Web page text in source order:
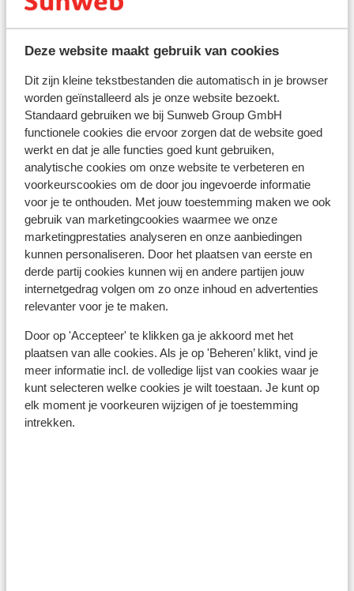
Deze website maakt gebruik van cookies
Dit zijn kleine tekstbestanden die automatisch in je browser
worden geïnstalleerd als je onze website bezoekt.
Standaard gebruiken we bij Sunweb Group GmbH
functionele cookies die ervoor zorgen dat de website goed
werkt en dat je alle functies goed kunt gebruiken,
analytische cookies om onze website te verbeteren en
voorkeurscookies om de door jou ingevoerde informatie
voor je te onthouden. Met jouw toestemming maken we ook
gebruik van marketingcookies waarmee we onze
marketingprestaties analyseren en onze aanbiedingen
kunnen personaliseren. Door het plaatsen van eerste en
derde partij cookies kunnen wij en andere partijen jouw
internetgedrag volgen om zo onze inhoud en advertenties
relevanter voor je te maken.
Door op 'Accepteer' te klikken ga je akkoord met het
plaatsen van alle cookies. Als je op 'Beheren’ klikt, vind je
meer informatie incl. de volledige lijst van cookies waar je
kunt selecteren welke cookies je wilt toestaan. Je kunt op
elk moment je voorkeuren wijzigen of je toestemming
intrekken.
het binnenland van Turkije speelt de Islam een
belangrijke rol in het dagelijkse leven van de Turken en
wordt de Koran strikt nageleefd. In de toeristische
gebieden zijn de Turken meer Westers ingesteld.
Valuta:
In Turkije betaal je met de Turkse Lira. Naast de Turkse
Lira kun je in de badplaatsen ook gewoon met euro's
betalen. Je kunt geld opnemen bij een pinautomaat bij
een bank. Aangezien de koers sterk kan wisselen, raden
wij aan om kleine bedragen op te nemen. Betalen met
een creditcard is bij sommige horecagelegenheden en
winkels mogelijk. Vraag dit altijd even na, zodat u niet
voor verrassingen komt te staan. Let er op dat
kunnen brengen. In Turkije wordt er naast de reguliere
kosten van jouw bank ook een percentage (ca. 5%)
berekend door de Turkse bank, als je bij een
bankautomaat geld pint met een creditcard.